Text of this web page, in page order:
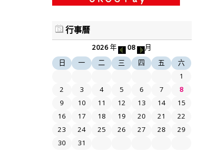
行事曆
2026年 08
月
日
一 二 三 四 五
六
1
2
3 4 5 6 7
8
9
10 11 12 13 14
15
16
17 18 19 20 21
22
23
24 25 26 27 28
29
30
31